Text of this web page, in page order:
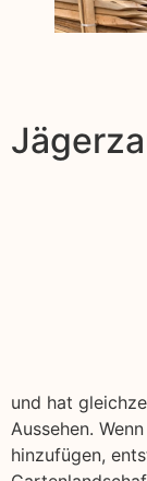
und hat
Aussehen.
hinzufügen,